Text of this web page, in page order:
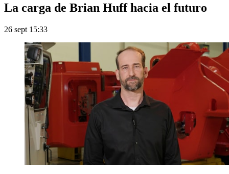
La carga de Brian Huff hacia el futuro
26 sept 15:33